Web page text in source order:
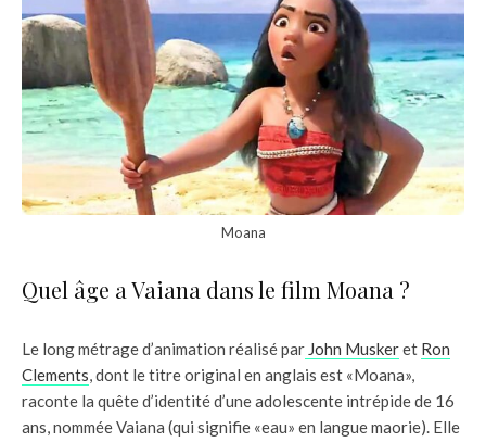
Moana
Quel âge a Vaiana dans le film Moana ?
Le long métrage d’animation réalisé par John Muskeret Ron
Clements, dont le titre original en anglais est «Moana»,
raconte la quête d’identité d’une adolescente intrépide de 16
ans, nommée Vaiana (qui signifie «eau» en langue maorie). Elle